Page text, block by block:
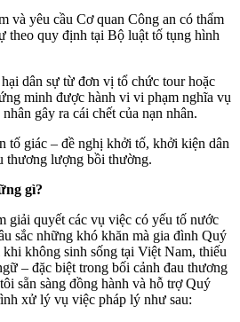
và yêu cầu Cơ quan Công an có thẩm
theo quy định tại Bộ luật tố tụng hình
dân sự từ đơn vị tổ chức tour hoặc
minh được hành vi vi phạm nghĩa vụ
gây ra cái chết của nạn nhân.
tố giác – đề nghị khởi tố, khởi kiện dân
thương lượng bồi thường.
gì?
giải quyết các vụ việc có yếu tố nước
sắc những khó khăn mà gia đình Quý
không sinh sống tại Việt Nam, thiếu
– đặc biệt trong bối cảnh đau thương
sẵn sàng đồng hành và hỗ trợ Quý
xử lý vụ việc pháp lý như sau: